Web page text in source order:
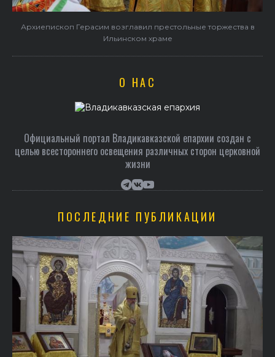
В праздник святого Серафима Саровского архиепископ
Герасим совершил Литургию в Покровском храме
О НАС
Официальный портал Владикавказской епархии создан c
целью всестороннего освещения различных сторон церковной
жизни
ПОСЛЕДНИЕ ПУБЛИКАЦИИ